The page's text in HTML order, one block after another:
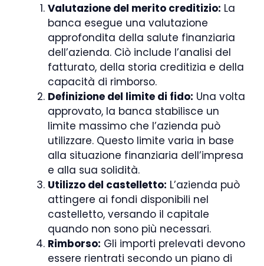
Valutazione del merito creditizio: La
banca esegue una valutazione
approfondita della salute finanziaria
dell’azienda. Ciò include l’analisi del
fatturato, della storia creditizia e della
capacità di rimborso.
Definizione del limite di fido: Una volta
approvato, la banca stabilisce un
limite massimo che l’azienda può
utilizzare. Questo limite varia in base
alla situazione finanziaria dell’impresa
e alla sua solidità.
Utilizzo del castelletto: L’azienda può
attingere ai fondi disponibili nel
castelletto, versando il capitale
quando non sono più necessari.
Rimborso: Gli importi prelevati devono
essere rientrati secondo un piano di